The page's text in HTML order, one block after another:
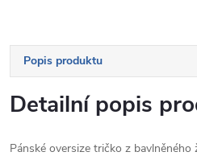
Popis produktu
Detailní popis
Pánské oversize tričko z bavlněného